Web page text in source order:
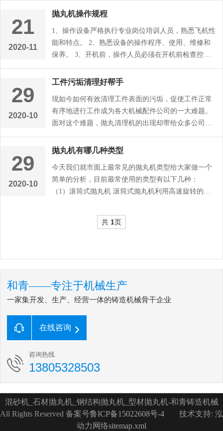
21
2020-11
抛丸机操作规程
1、操作设备严格执行专业岗位培训人员，熟悉飞机性
能和特点。 2、熟悉设备的操作程序、使用、维修和
保养。 3、开机前，操作人员必须在开机前检查控制
柜（盘）内的各种开关是否在...
29
2020-10
工件污垢清理好帮手
现如今如何有效清理工件表面的污垢，促使工件正常
有序地进行工作成为各大机械配件公司的一大难题。
面对这个难题，抛丸清理机的出现却带给众多公司以
惊喜的愉悦。 说到抛丸清理...
29
2020-10
抛丸机有哪几种类型
今天我们就市面上最常见的抛丸机类型给大家做一个
简单的分析，目前最常使用的类型有以下几种：
（1）滚筒式抛丸机 滚筒式抛丸机利用高速旋转的叶
共 1页
和青——专注于机械生产
一家集开发、生产、经营一体的铸造机械骨干企业
在线咨询
咨询热线
13805328503
混砂机_石材抛丸机_钢结构抛丸机_型材抛丸机-和青铸造机械
All Rights Reserved 备案号鲁ICP备15022608号-4
技术支持: 泓
动力网络sitemap.xml